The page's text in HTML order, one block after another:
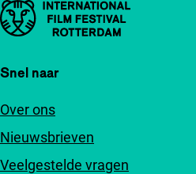
Belangrijke links
Snel naar
Over ons
Nieuwsbrieven
Veelgestelde vragen